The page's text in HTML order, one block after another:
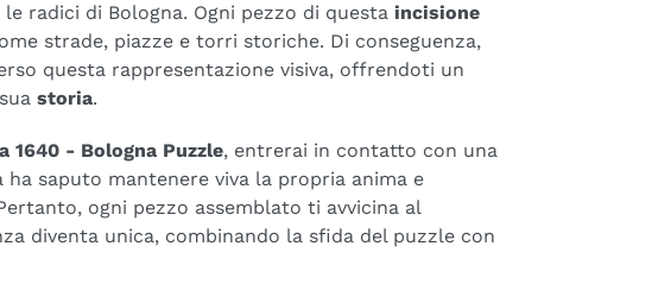
radici di Bologna. Ogni pezzo di questaincisione
strade, piazze e torri storiche. Di conseguenza,
questa rappresentazione visiva, offrendoti un
storia.
1640 - Bologna Puzzle, entrerai in contatto con una
saputo mantenere viva la propria anima e
ogni pezzo assemblato ti avvicina al
diventa unica, combinando la sfida del puzzle con